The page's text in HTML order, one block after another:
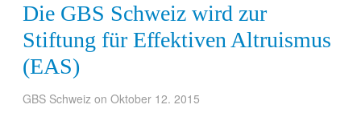
Die GBS Schweiz wird zur
Stiftung für Effektiven Altruismus
(EAS)
GBS Schweiz on Oktober 12. 2015